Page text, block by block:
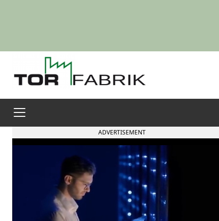
ADVERTISEMENT